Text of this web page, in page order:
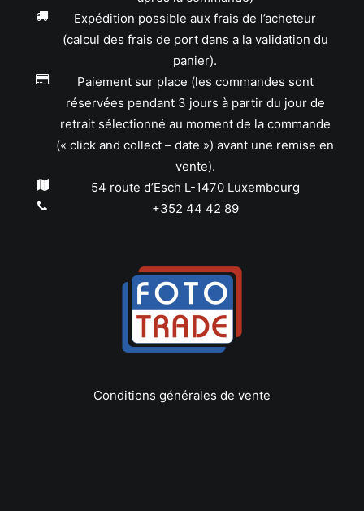
Expédition possible aux frais de l’acheteur
(calcul des frais de port dans a la validation du
panier).
Paiement sur place (les commandes sont
réservées pendant 3 jours à partir du jour de
retrait sélectionné au moment de la commande
(« click and collect – date ») avant une remise en
vente).
54 route d’Esch L-1470 Luxembourg
+352 44 42 89
Conditions générales de vente